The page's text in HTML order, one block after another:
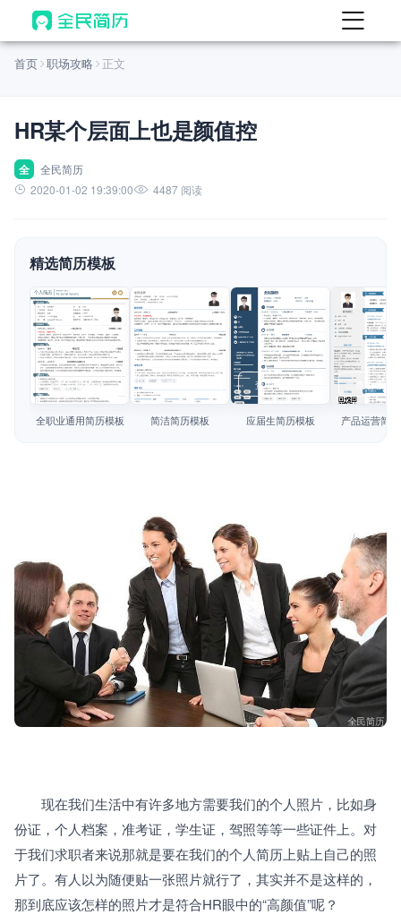
首页
AI 生成简历
AI 优化简历
AI 翻译简历
AI 模拟面试
面试自我介绍
AI 职场工具 New
简历模板
简历教程
首页 职场攻略 正文
HR某个层面上也是颜值控
全
全民简历
2020-01-02 19:39:00
4487 阅读
精选简历模板
查看模板
全职业通用简历模板
查看模板
简洁简历模板
查看模板
应届生简历模板
查看模板
产品运营简
现在我们生活中有许多地方需要我们的个人照片，比如身
份证，个人档案，准考证，学生证，驾照等等一些证件上。对
于我们求职者来说那就是要在我们的个人简历上贴上自己的照
片了。有人以为随便贴一张照片就行了，其实并不是这样的，
那到底应该怎样的照片才是符合HR眼中的“高颜值”呢？